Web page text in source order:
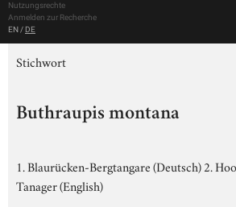
Nutzungsrechte
Anmelden zur Recherche
EN / DE
Stichwort
Buthraupis montana
1. Blaurücken-Bergtangare (Deutsch) 2.
Tanager (English)